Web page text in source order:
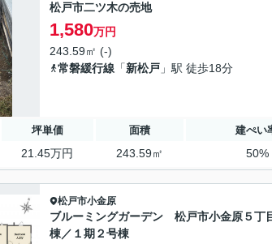
松戸市二ツ木の売地
1,580万円
243.59㎡ (-)
常磐緩行線 「新松戸 」駅 徒歩18分
坪単価 面積 建ぺい
21.45万円 243.59㎡ 50%
松戸市小金原
ブルーミングガーデン 松戸市小金原５丁
棟／１期２号棟